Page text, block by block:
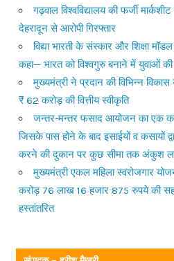
गढ़वाल विश्वविद्यालय की फर्जी
देहरादून से आरोपी गिरफ्तार
विद्या भारती के संस्कार और शिक्षा
कहा— भारत को विश्वगुरु बनाने में युवाओं की
मुख्यमंत्री ने प्रदान की विभिन्न विकास
₹ 62 करोड़ की वित्तीय स्वीकृति
जन्तर-मन्तर फसाद आयोजन का एक
जिसके पास होने के बाद इसाईयों व कसायों
करने की दुकान पर कुछ सीमा तक अंकुश
मुख्यमंत्री एकल महिला स्वरोजगार
करोड़ 76 लाख 16 हजार 875 रुपये की
हस्तांतरित